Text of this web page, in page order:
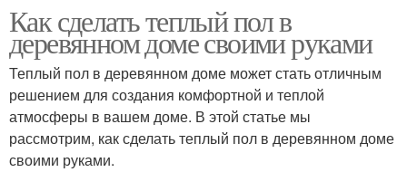
Как сделать теплый пол в
деревянном доме своими руками
Теплый пол в деревянном доме может стать отличным
решением для создания комфортной и теплой
атмосферы в вашем доме. В этой статье мы
рассмотрим, как сделать теплый пол в деревянном доме
своими руками.